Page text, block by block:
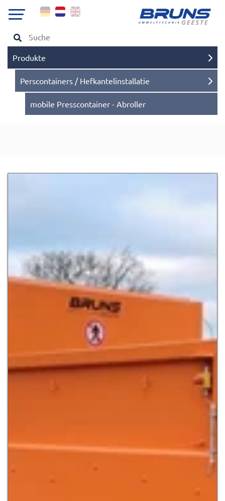
Produkte
Perscontainers / Hefkantelinstallatie
mobile Presscontainer - Abroller